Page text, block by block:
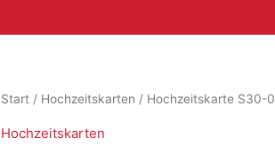
Start / Hochzeitskarten / Hochzeitskarte S30-
Hochzeitskarten